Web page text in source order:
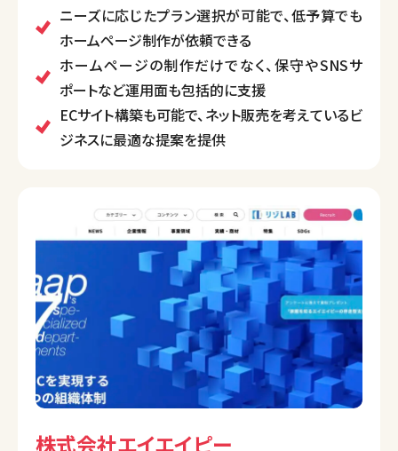
ます。
低予算向けのテンプレートプランから、企業独自の
ニーズに合わせたオーダーメイドプラン、ECサイト構築
まで幅広く対応しており、サポートも充実。SNS運用や
メール設定、印刷物制作なども行い、顧客のビジネス
成長を多方面から支援します。
ニーズに応じたプラン選択が可能で、低予算でも
ホームページ制作が依頼できる
ホームページの制作だけでなく、保守やSNSサ
ポートなど運用面も包括的に支援
ECサイト構築も可能で、ネット販売を考えているビ
ジネスに最適な提案を提供
株式会社エイエイピー